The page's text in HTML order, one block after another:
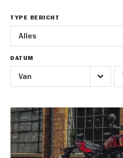
TYPE BERICHT
DATUM